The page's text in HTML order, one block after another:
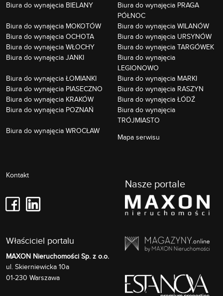
Biura do wynajęcia BIELANY
Biura do wynajęcia PRAGA
PÓŁNOC
Biura do wynajęcia MOKOTÓW
Biura do wynajęcia WILANÓW
Biura do wynajęcia OCHOTA
Biura do wynajęcia URSYNÓW
Biura do wynajęcia WŁOCHY
Biura do wynajęcia TARGÓWEK
Biura do wynajęcia JANKI
Biura do wynajęcia
LEGIONOWO
Biura do wynajęcia ŁOMIANKI
Biura do wynajęcia MARKI
Biura do wynajęcia PIASECZNO
Biura do wynajęcia RASZYN
Biura do wynajęcia KRAKÓW
Biura do wynajęcia ŁÓDŹ
Biura do wynajęcia POZNAŃ
Biura do wynajęcia
TRÓJMIASTO
Biura do wynajęcia WROCŁAW
Mapa serwisu
Kontakt
Właściciel portalu
MAXON Nieruchomości Sp. z o.o.
ul. Skierniewicka 10a
01-230 Warszawa
Nasze portale